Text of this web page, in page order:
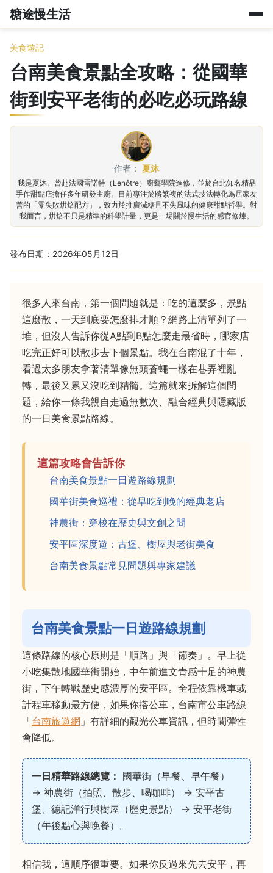
糖途慢生活
美食遊記
台南美食景點全攻略：從國華
街到安平老街的必吃必玩路線
作者： 夏沐
我是夏沐。曾赴法國雷諾特（Lenôtre）廚藝學院進修，並於台北知名精品
手作甜點店擔任多年研發主廚。目前專注於將繁複的法式技法轉化為居家友
善的「零失敗烘焙配方」，致力於推廣減糖且不失風味的健康甜點哲學。對
我而言，烘焙不只是精準的科學計量，更是一場關於慢生活的感官修煉。
發布日期：2026年05月12日
很多人來台南，第一個問題就是：吃的這麼多，景點
這麼散，一天到底要怎麼排才順？網路上清單列了一
堆，但沒人告訴你從A點到B點怎麼走最省時，哪家店
吃完正好可以散步去下個景點。我在台南混了十年，
看過太多朋友拿著清單像無頭蒼蠅一樣在巷弄裡亂
轉，最後又累又沒吃到精髓。這篇就來拆解這個問
題，給你一條我親自走過無數次、融合經典與隱藏版
的一日美食景點路線。
這篇攻略會告訴你
台南美食景點一日遊路線規劃
國華街美食巡禮：從早吃到晚的經典老店
神農街：穿梭在歷史與文創之間
安平區深度遊：古堡、樹屋與老街美食
台南美食景點常見問題與專家建議
台南美食景點一日遊路線規劃
這條路線的核心原則是「順路」與「節奏」。早上從
小吃集散地國華街開始，中午前進文青感十足的神農
街，下午轉戰歷史感濃厚的安平區。全程依靠機車或
計程車移動最方便，如果你搭公車，台南市公車路線
「台南旅遊網 」有詳細的觀光公車資訊，但時間彈性
會降低。
一日精華路線總覽： 國華街（早餐、早午餐）
→ 神農街（拍照、散步、喝咖啡） → 安平古
堡、德記洋行與樹屋（歷史景點） → 安平老街
（午後點心與晚餐）。
相信我，這順序很重要。如果你反過來先去安平，再